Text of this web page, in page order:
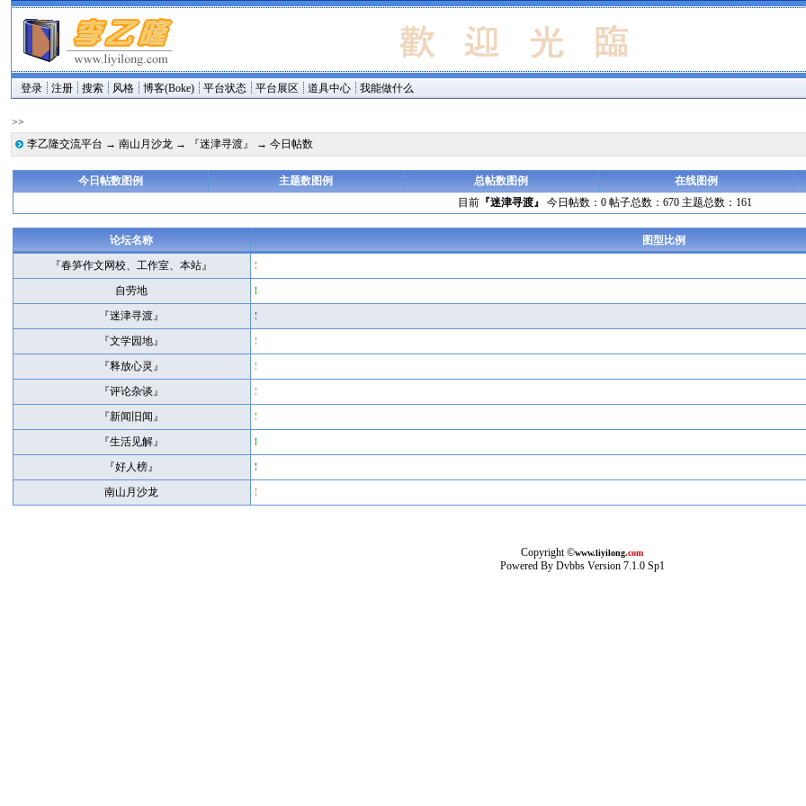
登录 注册 搜索 风格 博客(Boke) 平台状态 平台展区 道具中心 我能做什么
>>
李乙隆交流平台 →南山月沙龙 → 『迷津寻渡』 → 今日帖数
今日帖数图例 主题数图例 总帖数图例 在线图例
目前『迷津寻渡』 今日帖数：0 帖子总数：670 主题总数：161
论坛名称 图型比例
『春笋作文网校、工作室、本站』
自劳地
『迷津寻渡』
『文学园地』
『释放心灵』
『评论杂谈』
『新闻旧闻』
『生活见解』
『好人榜』
南山月沙龙
Copyright ©www.liyilong.com
Powered By Dvbbs Version 7.1.0 Sp1